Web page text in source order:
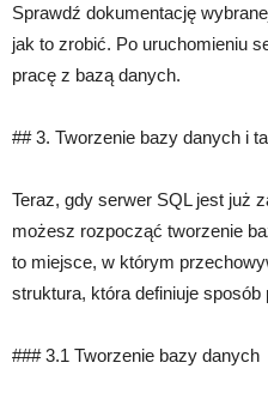
Sprawdź dokumentację
jak to zrobić. Po uruchomieniu
pracę z bazą danych.
## 3. Tworzenie bazy danych i
Teraz, gdy serwer SQL jest już
możesz rozpocząć tworzenie
to miejsce, w którym
struktura, która definiuje
### 3.1 Tworzenie bazy danych